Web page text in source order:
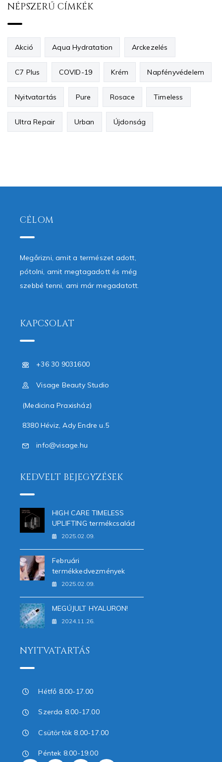
NÉPSZERŰ CÍMKÉK
Akció Aqua Hydratation Arckezelés
C7 Plus COVID-19 Krém Napfényvédelem
Nyitvatartás Pure Rosace Timeless
Ultra Repair Urban Újdonság
CÉLOM
Megőrizni, amit a természet adott,
pótolni, amit megtagadott és még
szebbé tenni, ami már megadatott.
KAPCSOLAT
+36 30 9031600
Visage Beauty Studio
(Medicina Praxisház)
8380 Héviz, Ady Endre u.5
info@visage.hu
KEDVELT BEJEGYZÉSEK
HIGH CARE TIMELESS
UPLIFTING termékcsalád
2025.02.09.
Februári
termékkedvezmények
2025.02.09.
MEGÚJULT HYALURON!
2024.11.26.
NYITVATARTÁS
Hétfő 8.00-17.00
Szerda 8.00-17.00
Csütörtök 8.00-17.00
Péntek 8.00-19.00